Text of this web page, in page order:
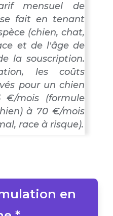
mensuel de
fait en tenant
(chien, chat,
et de l'âge de
la souscription.
les coûts
pour un chien
€/mois (formule
à 70 €/mois
race à risque).
en